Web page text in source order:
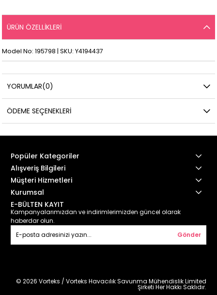
ÜRÜN ÖZELLIKLERI
Model No: 195798 | SKU: Y4194437
YORUMLAR(0)
ÖDEME SEÇENEKLERI
Popüler Kategoriler
Alışveriş Bilgileri
Müşteri Hizmetleri
Kurumsal
E-BÜLTEN KAYIT
Kampanyalarımızdan ve indirimlerimizden güncel olarak
haberdar olun.
Gönder
© 2026 Vorteks / Vorteks Havacılık Savunma Mühendislik Limited
Şirketi Her Hakkı Saklıdır.